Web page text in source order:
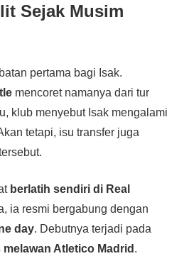
Sejak Musim
pertama bagi Isak.
mencoret namanya dari tur
klub menyebut Isak mengalami
tetapi, isu transfer juga
berlatih sendiri di Real
ia resmi bergabung dengan
day. Debutnya terjadi pada
Atletico Madrid .